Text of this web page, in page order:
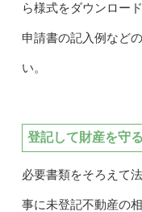
ら様式をダウンロー
申請書の記入例など
い。
登記して財産を守る
必要書類をそろえて
事に未登記不動産の